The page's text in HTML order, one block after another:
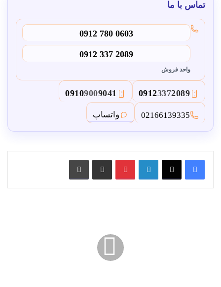
تماس با ما
0912 780 0603
0912 337 2089
واحد فروش
2
09123372089
3
09109009041
02166139335 واتساپ
لینکدین پین ترست از طریق ایمیل به اشتراک بگذارید چاپ کنید